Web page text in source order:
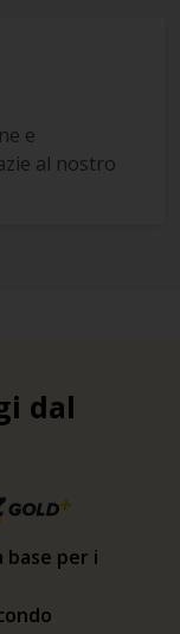
e
al nostro
dal
base per i